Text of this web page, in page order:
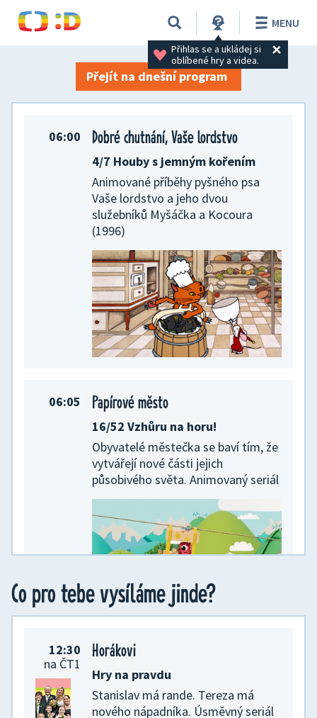
Přihlas se a ukládej si
oblíbené hry a videa.
MENU
TV program na 16. 06. 2026
Přejít na dnešní program
06:00 Dobré chutnání, Vaše lordstvo
4/7 Houby s jemným kořením
Animované příběhy pyšného psa
Vaše lordstvo a jeho dvou
služebníků Myšáčka a Kocoura
(1996)
06:05 Papírové město
16/52 Vzhůru na horu!
Obyvatelé městečka se baví tím, že
vytvářejí nové části jejich
působivého světa. Animovaný seriál
06:20 Lu a Parta uličníků
Značky růstu
Vstupte do světa hmyzáků
a červíků, kteří roztančí děti i jejich
Co pro tebe vysíláme jinde?
12:30
na ČT1
Horákovi
Hry na pravdu
Stanislav má rande. Tereza má
nového nápadníka. Úsměvný seriál